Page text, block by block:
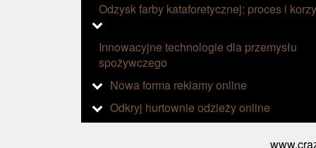
Odzysk farby kataforetycznej: proces i
Innowacyjne technologie dla przemysłu
spożywczego
Nowa forma reklamy online
Odkryj hurtownie odzieży online